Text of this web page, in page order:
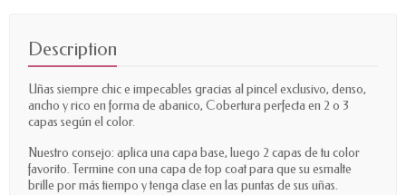
Description
Uñas siempre chic e impecables gracias al pincel exclusivo, denso,
ancho y rico en forma de abanico, Cobertura perfecta en 2 o 3
capas según el color.
Nuestro consejo: aplica una capa base, luego 2 capas de tu color
favorito. Termine con una capa de top coat para que su esmalte
brille por más tiempo y tenga clase en las puntas de sus uñas.